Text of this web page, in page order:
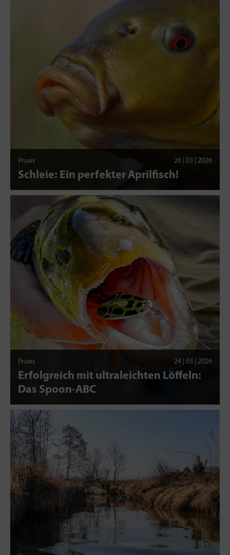
Praxis 26 | 03 | 2026
Schleie: Ein perfekter Aprilfisch!
Praxis 24 | 03 | 2026
Erfolgreich mit ultraleichten Löffeln:
Das Spoon-ABC